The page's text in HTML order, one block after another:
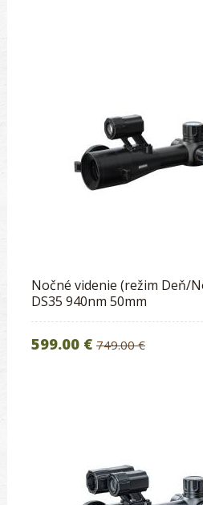
Nočné videnie (režim Deň/
DS35 940nm 50mm
599.00 € 749.00 €